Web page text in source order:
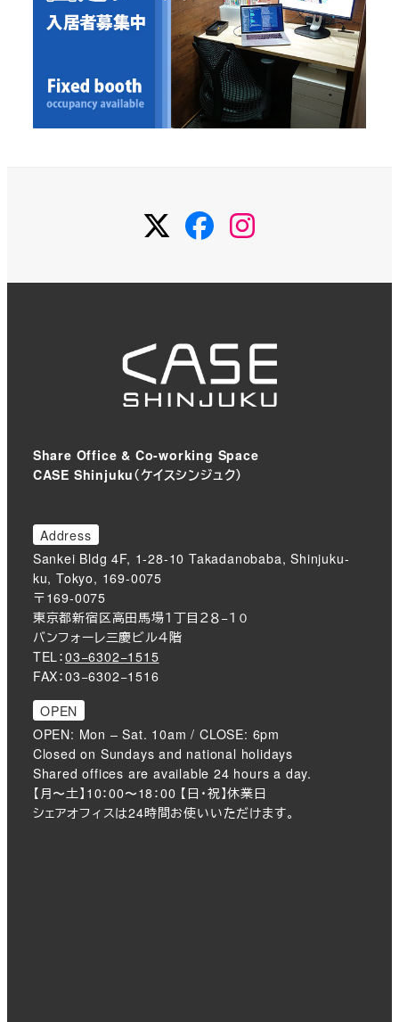
TwitterFacebook
Share Office & Co-working Space
CASE Shinjuku（ケイスシンジュク）
Address
Sankei Bldg 4F, 1-28-10 Takadanobaba, Shinjuku-
ku, Tokyo, 169-0075
〒169-0075
東京都新宿区高田馬場１丁目２８−１０
バンフォーレ三慶ビル４階
TEL：03−6302−1515
FAX：03−6302−1516
OPEN
OPEN: Mon – Sat. 10am / CLOSE: 6pm
Closed on Sundays and national holidays
Shared offices are available 24 hours a day.
【月〜土】10：00〜18：00 【日・祝】休業日
シェアオフィスは24時間お使いいただけます。